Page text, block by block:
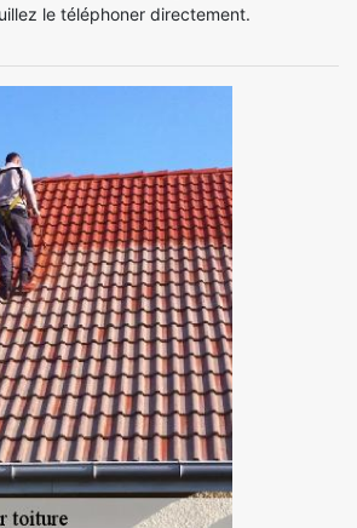
le téléphoner directement.